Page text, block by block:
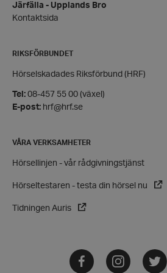
Järfälla - Upplands Bro
Kontaktsida
RIKSFÖRBUNDET
Hörselskadades Riksförbund (HRF)
Tel: 08-457 55 00 (växel)
E-post: hrf@hrf.se
VÅRA VERKSAMHETER
Hörsellinjen - vår rådgivningstjänst
Hörseltestaren - testa din hörsel nu
Tidningen Auris
FacebookInstagramTwitter
Policy